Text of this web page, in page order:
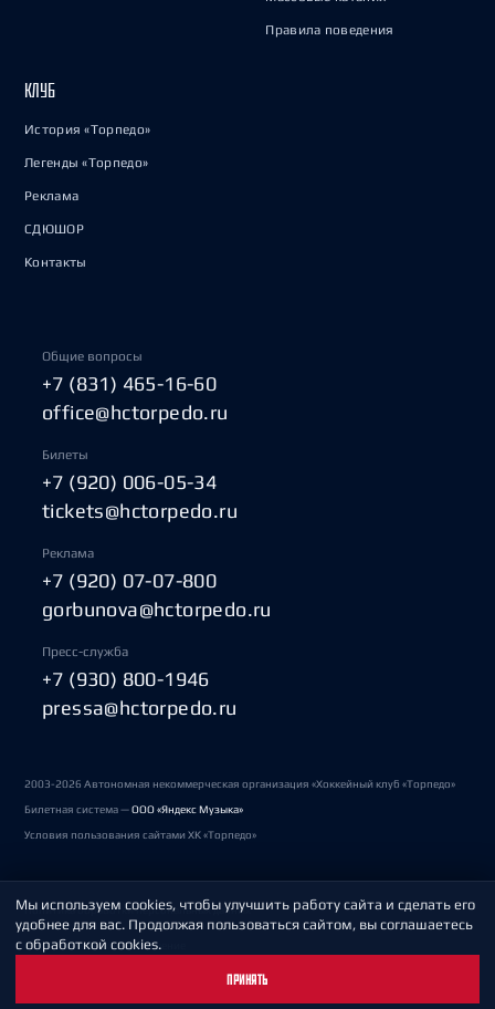
Правила поведения
КЛУБ
История «Торпедо»
Легенды «Торпедо»
Реклама
СДЮШОР
Контакты
Общие вопросы
+7 (831) 465-16-60
office@hctorpedo.ru
Билеты
+7 (920) 006-05-34
tickets@hctorpedo.ru
Реклама
+7 (920) 07-07-800
gorbunova@hctorpedo.ru
Пресс-служба
+7 (930) 800-1946
pressa@hctorpedo.ru
2003-2026 Автономная некоммерческая организация «Хоккейный клуб «Торпедо»
Билетная система —ООО «Яндекс Музыка»
Условия пользования сайтами ХК «Торпедо»
Политика обработки персональных данных
Пользовательское соглашение
Мы используем cookies, чтобы улучшить работу сайта и сделать его
удобнее для вас. Продолжая пользоваться сайтом, вы соглашаетесь
с обработкой cookies.
ПРИНЯТЬ